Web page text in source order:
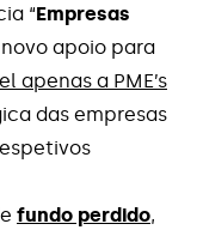
“Empresas
apoio para
apenas a PME’s
das empresas
fundo perdido,